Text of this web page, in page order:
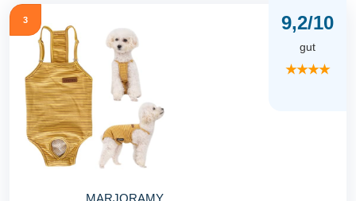
3
MARJORAMY
9,2/10
gut
★★★★